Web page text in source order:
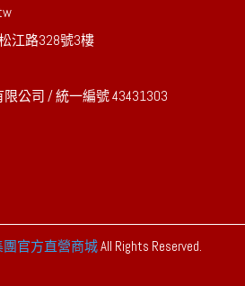
江路328號3樓
公司 / 統一編號 43431303
官方直營商城All Rights Reserved.